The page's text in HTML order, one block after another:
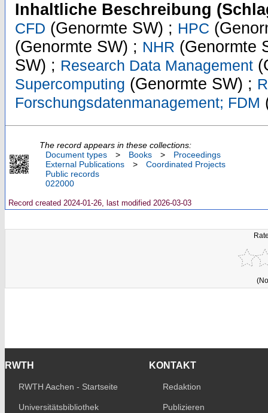
Inhaltliche Beschreibung
CFD (Genormte SW) ; HPC
(Genormte SW) ; NHR (Genormte
SW) ; Research Data Management
Supercomputing (Genormte SW) ;
Forschungsdatenmanagement; FDM
The record appears in these collections:
Document types
> Books >
Proceedings
External Publications
>
Coordinated Projects
Public records
022000
Record created 2024-01-26, last modified 2026-03-03
RWTH
RWTH Aachen - Startseite
Universitätsbibliothek
KONTAKT
Redaktion
Publizieren